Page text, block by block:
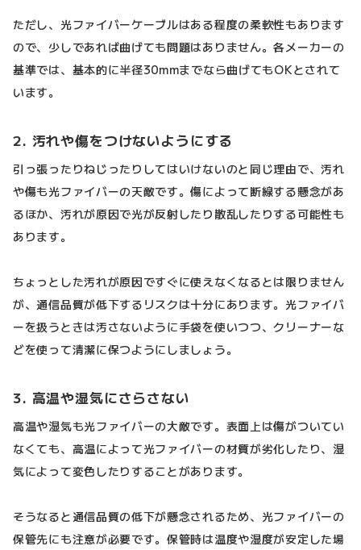
ただし、光ファイバーケーブルはある程度の柔軟性もあります
ので、少しであれば曲げても問題はありません。各メーカーの
基準では、基本的に半径30mmまでなら曲げてもOKとされて
います。
2. 汚れや傷をつけないようにする
引っ張ったりねじったりしてはいけないのと同じ理由で、汚れ
や傷も光ファイバーの天敵です。傷によって断線する懸念があ
るほか、汚れが原因で光が反射したり散乱したりする可能性も
あります。
ちょっとした汚れが原因ですぐに使えなくなるとは限りません
が、通信品質が低下するリスクは十分にあります。光ファイバ
ーを扱うときは汚さないように手袋を使いつつ、クリーナーな
どを使って清潔に保つようにしましょう。
3. 高温や湿気にさらさない
高温や湿気も光ファイバーの大敵です。表面上は傷がついてい
なくても、高温によって光ファイバーの材質が劣化したり、湿
気によって変色したりすることがあります。
そうなると通信品質の低下が懸念されるため、光ファイバーの
保管先にも注意が必要です。保管時は温度や湿度が安定した場